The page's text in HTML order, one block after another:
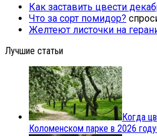
Как заставить цвести
Что за сорт помидор?
Желтеют листочки на
Лучшие статьи
Когда
Коломенском парке в 2026 году